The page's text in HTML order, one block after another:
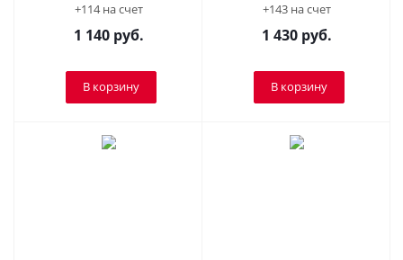
+114 на счет
1 140руб.
В корзину
+143 на счет
1 430руб.
В корзину